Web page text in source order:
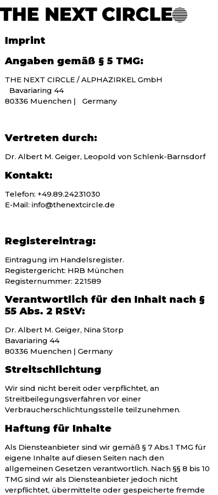
Imprint
Angaben gemäß § 5 TMG:
THE NEXT CIRCLE / ALPHAZIRKEL GmbH
Bavariaring 44
80336 Muenchen | Germany
Vertreten durch:
Dr. Albert M. Geiger, Leopold von Schlenk-Barnsdorf
Kontakt:
Telefon: +49.89.24231030
E-Mail: info@thenextcircle.de
Registereintrag:
Eintragung im Handelsregister.
Registergericht: HRB München
Registernummer: 221589
Verantwortlich für den Inhalt nach §
55 Abs. 2 RStV:
Dr. Albert M. Geiger, Nina Storp
Bavariaring 44
80336 Muenchen | Germany
Streitschlichtung
Wir sind nicht bereit oder verpflichtet, an
Streitbeilegungsverfahren vor einer
Verbraucherschlichtungsstelle teilzunehmen.
Haftung für Inhalte
Als Diensteanbieter sind wir gemäß § 7 Abs.1 TMG für
eigene Inhalte auf diesen Seiten nach den
allgemeinen Gesetzen verantwortlich. Nach §§ 8 bis 10
TMG sind wir als Diensteanbieter jedoch nicht
verpflichtet, übermittelte oder gespeicherte fremde